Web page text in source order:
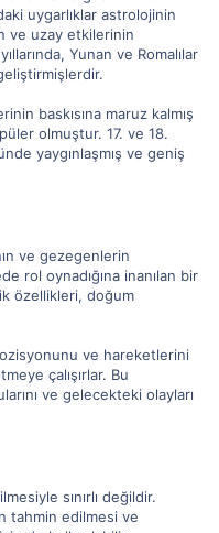
uygarlıklar astrolojinin
ve uzay etkilerinin
Yunan ve Romalılar
baskısına maruz kalmış
olmuştur. 17. ve 18.
yaygınlaşmış ve geniş
ve gezegenlerin
rol oynadığına inanılan bir
özellikleri, doğum
ve hareketlerini
çalışırlar. Bu
ve gelecekteki olayları
sınırlı değildir.
tahmin edilmesi ve